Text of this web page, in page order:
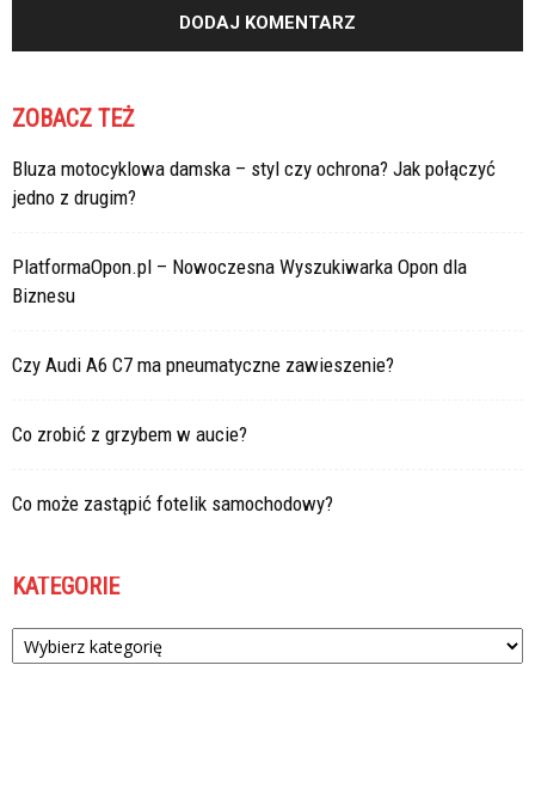
ZOBACZ TEŻ
Bluza motocyklowa damska – styl czy ochrona? Jak połączyć
jedno z drugim?
PlatformaOpon.pl – Nowoczesna Wyszukiwarka Opon dla
Biznesu
Czy Audi A6 C7 ma pneumatyczne zawieszenie?
Co zrobić z grzybem w aucie?
Co może zastąpić fotelik samochodowy?
KATEGORIE
Kategorie